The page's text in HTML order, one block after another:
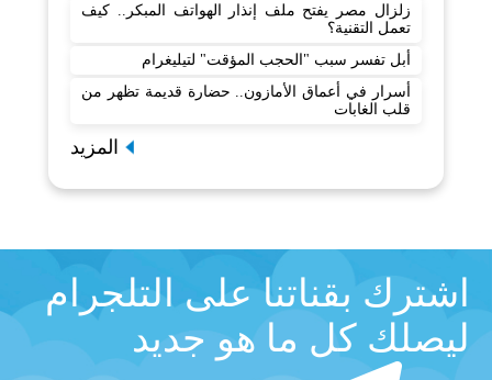
زلزال مصر يفتح ملف إنذار الهواتف المبكر.. كيف
تعمل التقنية؟
أبل تفسر سبب "الحجب المؤقت" لتيليغرام
أسرار في أعماق الأمازون.. حضارة قديمة تظهر من
قلب الغابات
المزيد
اشترك بقناتنا على التلجرام
ليصلك كل ما هو جديد